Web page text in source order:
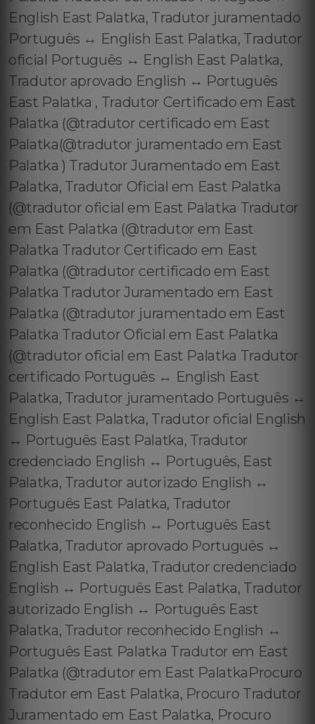
English East Palatka, Tradutor juramentado
Português ↔️ English East Palatka, Tradutor
oficial Português ↔️ English East Palatka,
Tradutor aprovado English ↔️ Português
East Palatka , Tradutor Certificado em East
Palatka (@tradutor certificado em East
Palatka(@tradutor juramentado em East
Palatka ) Tradutor Juramentado em East
Palatka, Tradutor Oficial em East Palatka
(@tradutor oficial em East Palatka Tradutor
em East Palatka (@tradutor em East
Palatka Tradutor Certificado em East
Palatka (@tradutor certificado em East
Palatka Tradutor Juramentado em East
Palatka (@tradutor juramentado em East
Palatka Tradutor Oficial em East Palatka
(@tradutor oficial em East Palatka Tradutor
certificado Português ↔️ English East
Palatka, Tradutor juramentado Português ↔️
English East Palatka, Tradutor oficial English
↔️ Português East Palatka, Tradutor
credenciado English ↔️ Português, East
Palatka, Tradutor autorizado English ↔️
Português East Palatka, Tradutor
reconhecido English ↔️ Português East
Palatka, Tradutor aprovado Português ↔️
English East Palatka, Tradutor credenciado
English ↔️ Português East Palatka, Tradutor
autorizado English ↔️ Português East
Palatka, Tradutor reconhecido English ↔️
Português East Palatka Tradutor em East
Palatka (@tradutor em East PalatkaProcuro
Tradutor em East Palatka, Procuro Tradutor
Juramentado em East Palatka, Procuro